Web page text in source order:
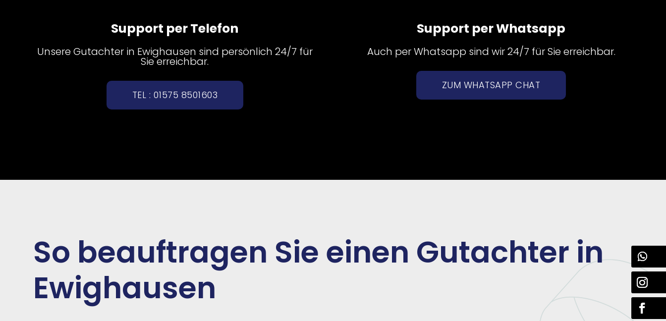
Support per Telefon
Unsere Gutachter in Ewighausen sind persönlich 24/7 für
Sie erreichbar.
TEL : 01575 8501603
Support per Whatsapp
Auch per Whatsapp sind wir 24/7 für Sie erreichbar.
ZUM WHATSAPP CHAT
So beauftragen Sie einen Gutachter in
Ewighausen